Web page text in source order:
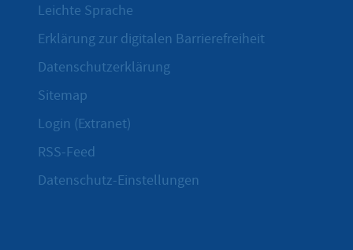
Leichte Sprache
Erklärung zur digitalen Barrierefreiheit
Datenschutzerklärung
Sitemap
Login (Extranet)
RSS-Feed
Datenschutz-Einstellungen